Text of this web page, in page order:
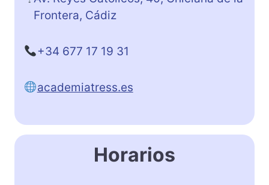
Frontera, Cádiz
+34 677 17 19 31
academiatress.es
Horarios